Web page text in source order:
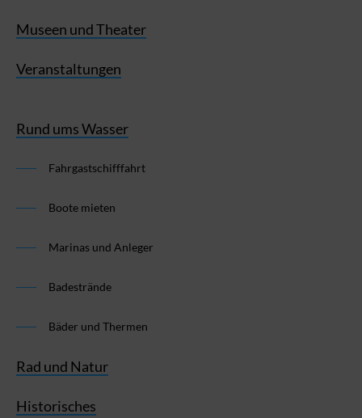
Museen und Theater
Veranstaltungen
Rund ums Wasser
Fahrgastschifffahrt
Boote mieten
Marinas und Anleger
Badestrände
Bäder und Thermen
Rad und Natur
Historisches